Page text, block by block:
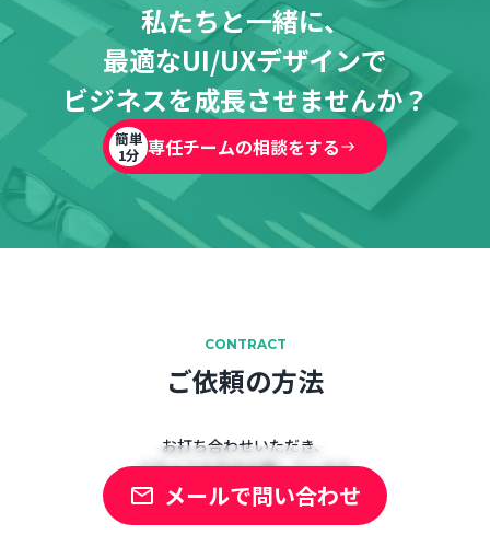
私たちと一緒に、
最適なUI/UXデザインで
ビジネスを成長させませんか？
簡単
1分 専任チームの相談をする
CONTRACT
ご依頼の方法
お打ち合わせいただき、
どのような方法が適しているか
ご提案させていただきます。
メールで問い合わせ